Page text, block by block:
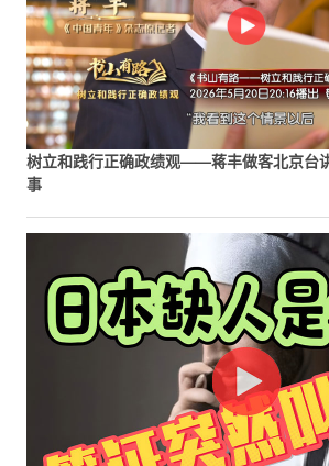
树立和践行正确政绩观——蒋丰做客北京台
事